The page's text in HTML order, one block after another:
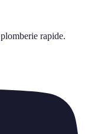
plomberie rapide.